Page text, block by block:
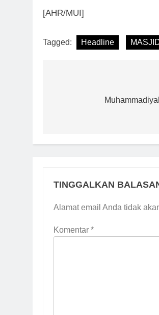
[AHR/MUI]
Tagged: Headline
TINGGALKAN
Alamat email Anda tidak
Komentar *